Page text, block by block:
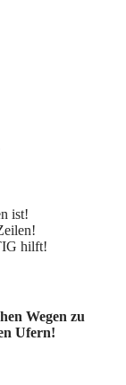
ist!
hilft!
Wegen zu
Ufern!